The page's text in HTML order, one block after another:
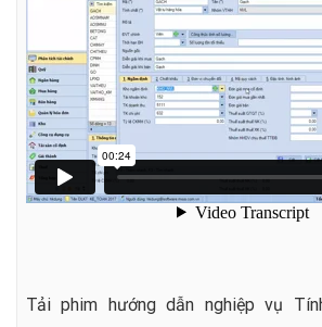
Tải phim hướng dẫn nghiệp vụ